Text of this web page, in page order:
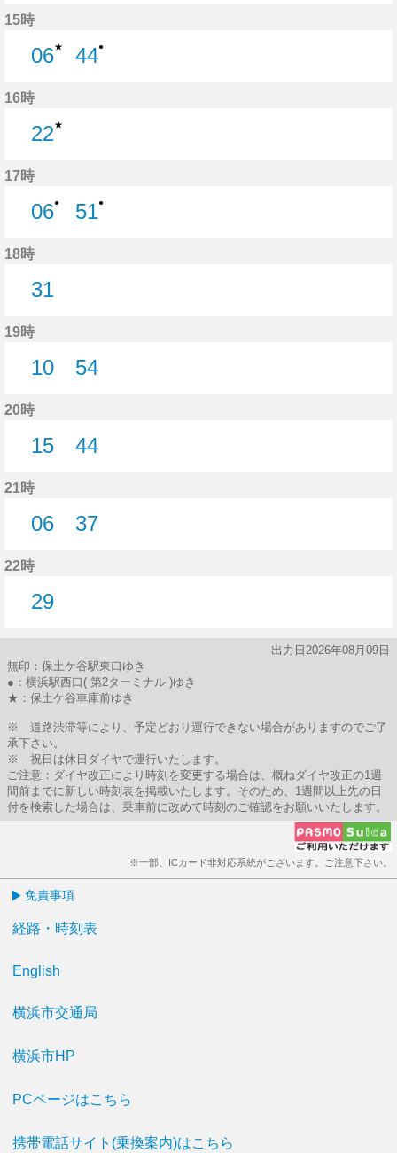
15時
06★
44●
16時
22★
17時
06●
51●
18時
31
19時
10
54
20時
15
44
21時
06
37
22時
29
出力日2026年08月09日
無印：保土ケ谷駅東口ゆき
●：横浜駅西口( 第2ターミナル )ゆき
★：保土ケ谷車庫前ゆき
※ 道路渋滞等により、予定どおり運行できない場合がありますのでご了
承下さい。
※ 祝日は休日ダイヤで運行いたします。
ご注意：ダイヤ改正により時刻を変更する場合は、概ねダイヤ改正の1週
間前までに新しい時刻表を掲載いたします。そのため、1週間以上先の日
付を検索した場合は、乗車前に改めて時刻のご確認をお願いいたします。
※一部、ICカード非対応系統がございます。ご注意下さい。
免責事項
経路・時刻表
English
横浜市交通局
横浜市HP
PCページはこちら
携帯電話サイト(乗換案内)はこちら